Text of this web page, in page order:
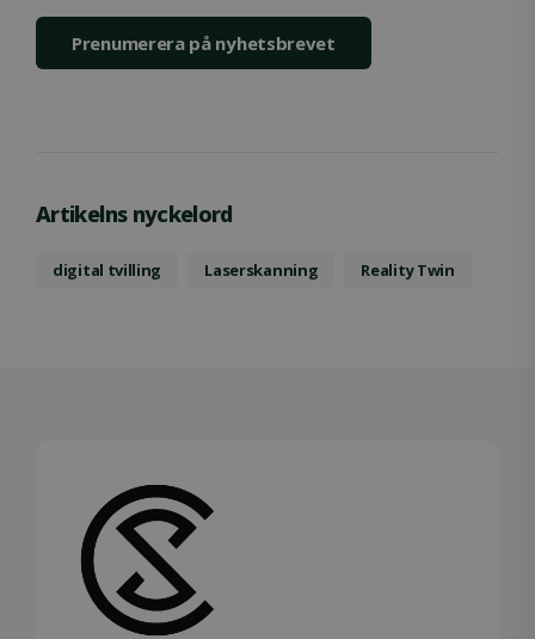
Prenumerera på nyhetsbrevet
Artikelns nyckelord
digital tvilling Laserskanning Reality Twin